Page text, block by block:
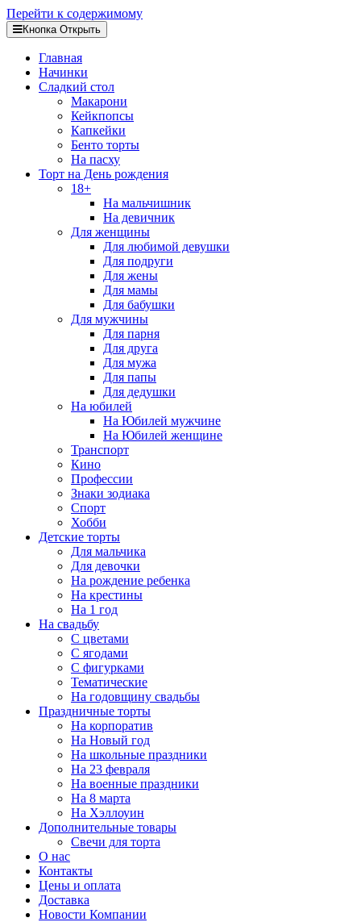
Перейти к содержимому
Кнопка Открыть
Главная
Начинки
Сладкий стол
Макарони
Кейкпопсы
Капкейки
Бенто торты
На пасху
Торт на День рождения
18+
На мальчишник
На девичник
Для женщины
Для любимой девушки
Для подруги
Для жены
Для мамы
Для бабушки
Для мужчины
Для парня
Для друга
Для мужа
Для папы
Для дедушки
На юбилей
На Юбилей мужчине
На Юбилей женщине
Транспорт
Кино
Профессии
Знаки зодиака
Спорт
Хобби
Детские торты
Для мальчика
Для девочки
На рождение ребенка
На крестины
На 1 год
На свадьбу
С цветами
С ягодами
С фигурками
Тематические
На годовщину свадьбы
Праздничные торты
На корпоратив
На Новый год
На школьные праздники
На 23 февраля
На военные праздники
На 8 марта
На Хэллоуин
Дополнительные товары
Свечи для торта
О нас
Контакты
Цены и оплата
Доставка
Новости Компании